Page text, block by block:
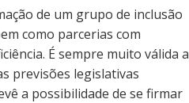
de um grupo de inclusão
como parcerias com
É sempre muito válida a
previsões legislativas
a possibilidade de se firmar